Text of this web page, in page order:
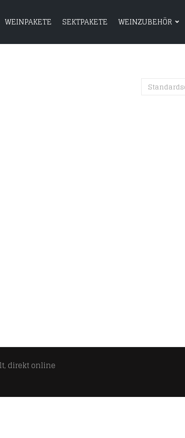
WEINPAKETE SEKTPAKETE WEINZUBEHÖR
HOME SHOP WEIN WEINPAKETE
direkt online